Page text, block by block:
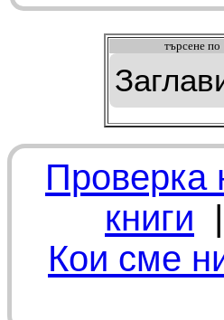
търсeне по
Проверка
книги |
Кои сме